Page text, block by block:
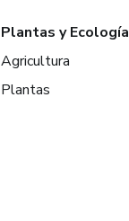
Plantas y Ecología
Agricultura
Plantas